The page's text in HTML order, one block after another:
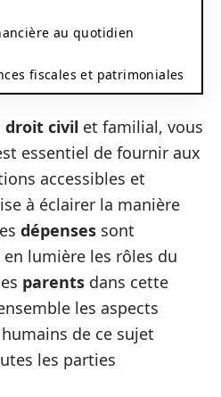
au quotidien
fiscales et patrimoniales
droit civil et familial, vous
essentiel de fournir aux
accessibles et
à éclairer la manière
dépenses sont
lumière les rôles du
parents dans cette
les aspects
de ce sujet
les parties